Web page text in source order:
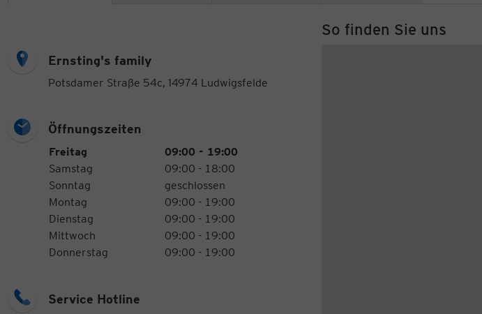
Ernsting's family
Potsdamer Straße 54c, 14974 Ludwigsfelde
Öffnungszeiten
Öffnungszeiten
Wochentag
Freitag
09:00 - 19:00
Samstag
09:00 - 18:00
Sonntag
geschlossen
Montag
09:00 - 19:00
Dienstag
09:00 - 19:00
Mittwoch
09:00 - 19:00
Donnerstag
09:00 - 19:00
Service Hotline
So finden Sie uns